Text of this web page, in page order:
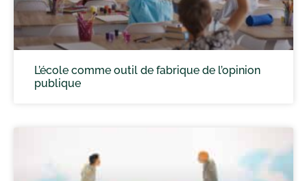
L’école comme outil de fabrique de l’opinion
publique